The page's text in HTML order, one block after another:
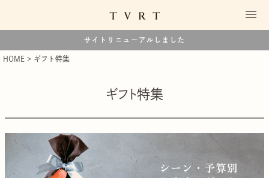
サイトリニューアルしました
HOME ギフト特集
ギフト特集